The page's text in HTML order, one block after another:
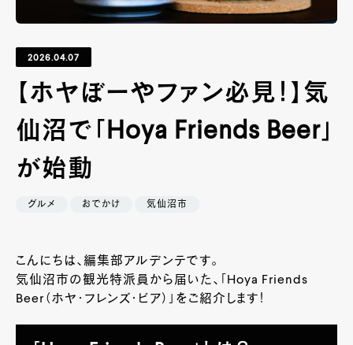
2026.04.07
【ホヤぼーやファン必見！】気
仙沼で「Hoya Friends Beer」
が始動
グルメ おでかけ 気仙沼市
こんにちは、編集部アルデンテです。
気仙沼市の観光特派員から届いた、「 Hoya Friends
Beer （ホヤ・フレンズ・ビア）」をご紹介します！